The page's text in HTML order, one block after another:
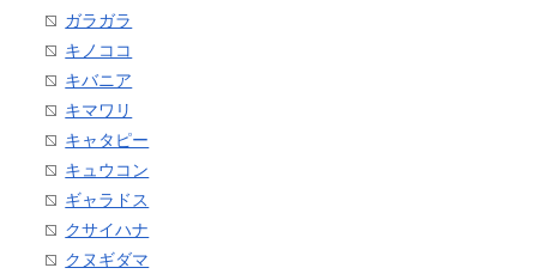
ガラガラ
キノココ
キバニア
キマワリ
キャタピー
キュウコン
ギャラドス
クサイハナ
クヌギダマ